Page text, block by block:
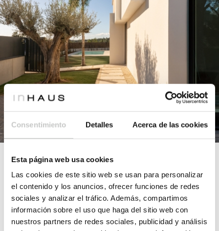
Consentimiento Detalles Acerca de las cookies
Esta página web usa cookies
Las cookies de este sitio web se usan para personalizar
el contenido y los anuncios, ofrecer funciones de redes
sociales y analizar el tráfico. Además, compartimos
información sobre el uso que haga del sitio web con
nuestros partners de redes sociales, publicidad y análisis
Combinación de materiales
nobles y exclusivos